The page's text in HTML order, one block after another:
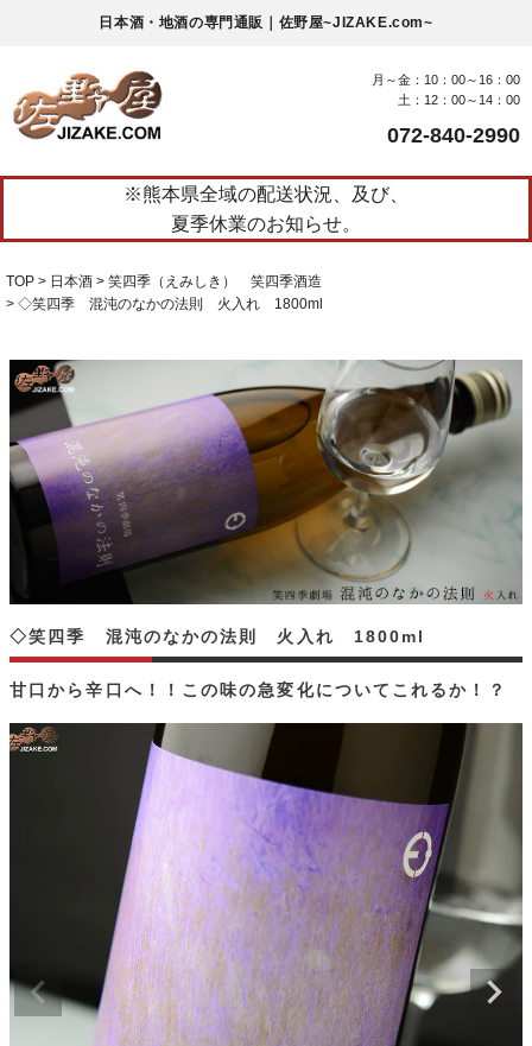
日本酒・地酒の専門通販｜佐野屋~JIZAKE.com~
月～金：10：00～16：00
土：12：00～14：00
072-840-2990
※熊本県全域の配送状況、及び、
夏季休業のお知らせ。
TOP 日本酒
笑四季（えみしき） 笑四季酒造
◇笑四季 混沌のなかの法則 火入れ 1800ml
甘口から辛口へ！！この味の急変化についてこれるか！？
◇笑四季 混沌のなかの法則 火入れ 1800ml